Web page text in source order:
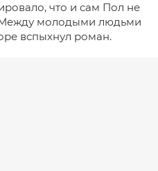
что и сам Пол не
Между молодыми людьми
вспыхнул роман.